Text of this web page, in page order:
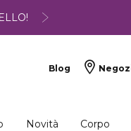
Blog
Novità Corpo